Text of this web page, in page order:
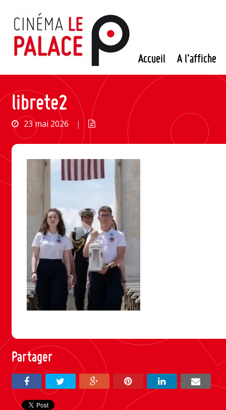
contenu
Accueil A l’affiche
librete2
23 mai 2026 |
Partager